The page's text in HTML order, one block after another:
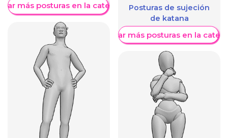
más posturas en la categoríaPosturas de sujeción
de katana
Mostrar más posturas en la